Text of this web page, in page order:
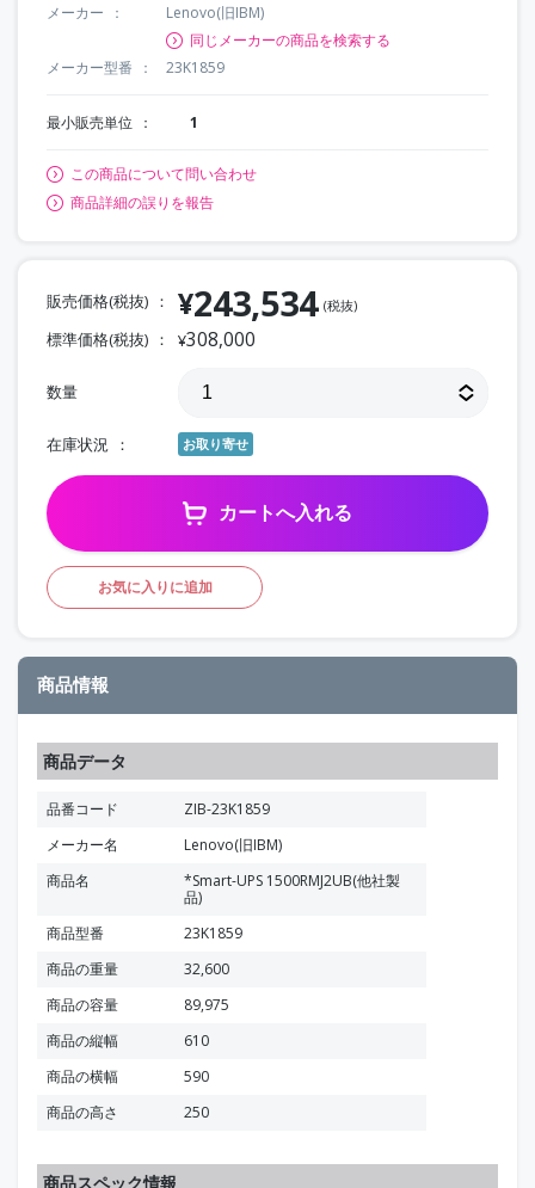
メーカー
Lenovo(旧IBM)
同じメーカーの商品を検索する
メーカー型番
23K1859
最小販売単位 1
この商品について問い合わせ
商品詳細の誤りを報告
販売価格(税抜) ¥243,534 (税抜)
標準価格(税抜) ¥308,000
数量
在庫状況 お取り寄せ
カートへ入れる
お気に入りに追加
商品情報
商品データ
品番コード
ZIB-23K1859
メーカー名
Lenovo(旧IBM)
商品名
*Smart-UPS 1500RMJ2UB(他社製
品)
商品型番
23K1859
商品の重量
32,600
商品の容量
89,975
商品の縦幅
610
商品の横幅
590
商品の高さ
250
商品スペック情報